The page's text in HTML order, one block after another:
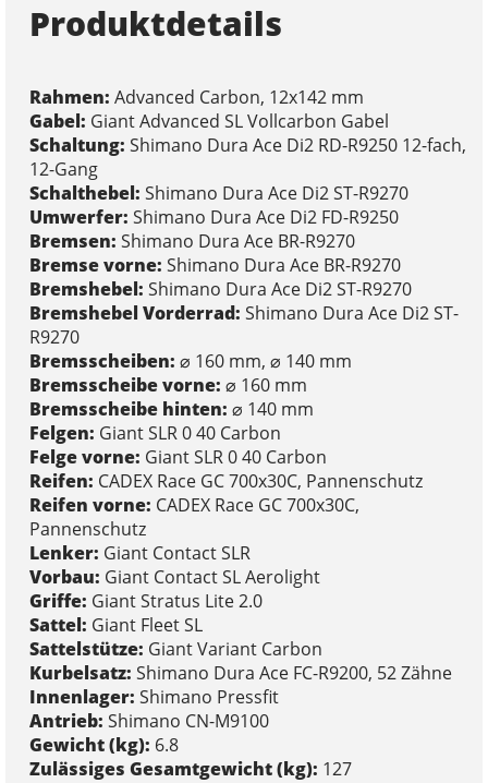
Produktdetails
Rahmen: Advanced Carbon, 12x142 mm
Gabel: Giant Advanced SL Vollcarbon Gabel
Schaltung: Shimano Dura Ace Di2 RD-R9250 12-fach,
12-Gang
Schalthebel: Shimano Dura Ace Di2 ST-R9270
Umwerfer: Shimano Dura Ace Di2 FD-R9250
Bremsen: Shimano Dura Ace BR-R9270
Bremse vorne: Shimano Dura Ace BR-R9270
Bremshebel: Shimano Dura Ace Di2 ST-R9270
Bremshebel Vorderrad: Shimano Dura Ace Di2 ST-
R9270
Bremsscheiben: ⌀ 160 mm, ⌀ 140 mm
Bremsscheibe vorne: ⌀ 160 mm
Bremsscheibe hinten: ⌀ 140 mm
Felgen: Giant SLR 0 40 Carbon
Felge vorne: Giant SLR 0 40 Carbon
Reifen: CADEX Race GC 700x30C, Pannenschutz
Reifen vorne: CADEX Race GC 700x30C,
Pannenschutz
Lenker: Giant Contact SLR
Vorbau: Giant Contact SL Aerolight
Griffe: Giant Stratus Lite 2.0
Sattel: Giant Fleet SL
Sattelstütze: Giant Variant Carbon
Kurbelsatz: Shimano Dura Ace FC-R9200, 52 Zähne
Innenlager: Shimano Pressfit
Antrieb: Shimano CN-M9100
Gewicht (kg): 6.8
Zulässiges Gesamtgewicht (kg): 127